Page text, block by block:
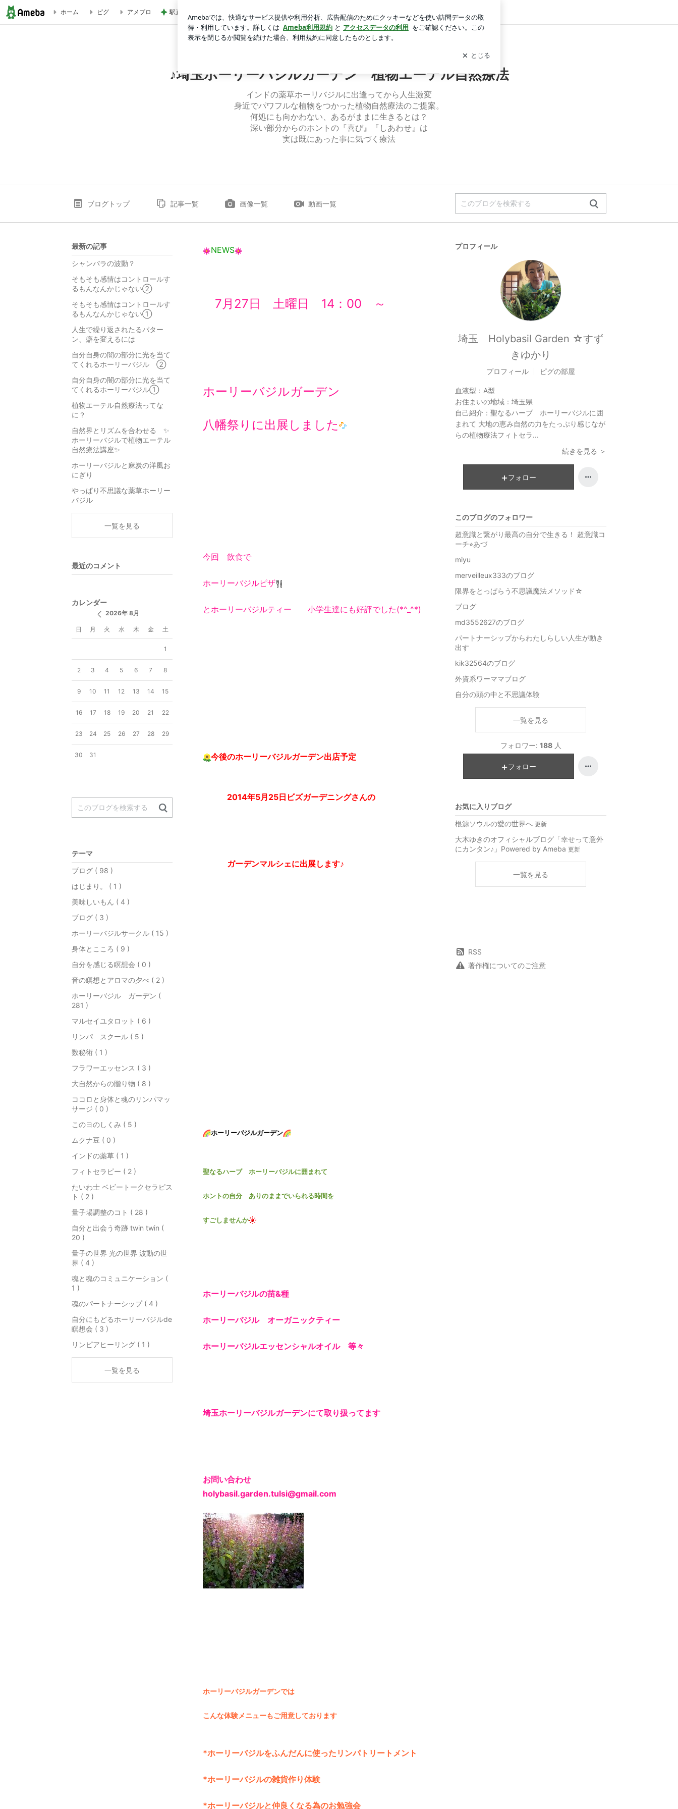
♪埼玉ホーリーバジルガーデン 植物エーテル自然療法
ホーム ピグ アメブロ 駅直結の人気店で初の全粒粉スコーン 新規登録 ログイン
♪埼玉ホーリーバジルガーデン 植物エーテル自然療法
インドの薬草ホーリバジルに出逢ってから人生激変
身近でパワフルな植物をつかった植物自然療法のご提案。
何処にも向かわない、あるがままに生きるとは？
深い部分からのホントの『喜び』『しあわせ』は
実は既にあった事に気づく療法
ブログトップ 記事一覧 画像一覧 動画一覧
NEWS
7月27日 土曜日 14：00 ～
ホーリーバジルガーデン
八幡祭りに出展しました
今回 飲食で
ホーリーバジルピザ
とホーリーバジルティー 小学生達にも好評でした(*^_^*)
今後のホーリーバジルガーデン出店予定
2014年5月25日ビズガーデニングさんの
ガーデンマルシェに出展します♪
ホーリーバジルガーデン
聖なるハーブ ホーリーバジルに囲まれて
ホントの自分 ありのままでいられる時間を
すごしませんか
ホーリーバジルの苗&種
ホーリーバジル オーガニックティー
ホーリーバジルエッセンシャルオイル 等々
埼玉ホーリーバジルガーデンにて取り扱ってます
お問い合わせ
holybasil.garden.tulsi@gmail.com
ホーリーバジルガーデンでは
こんな体験メニューもご用意しております
*ホーリーバジルをふんだんに使ったリンパトリートメント
*ホーリーバジルの雑貨作り体験
*ホーリーバジルと仲良くなる為のお勉強会
プロフィール
埼玉 Holybasil Garden ☆すず
きゆかり
プロフィール ピグの部屋
血液型： A型
お住まいの地域： 埼玉県
自己紹介： 聖なるハーブ ホーリーバジルに囲
まれて 大地の恵み自然の力をたっぷり感じなが
らの植物療法フィトセラ...
続きを見る ＞
フォロー
このブログのフォロワー
超意識と繋がり最高の自分で生きる！ 超意識コ
ーチ⭐︎あづ
miyu
merveilleux333のブログ
限界をとっぱらう不思議魔法メソッド☆
ブログ
md3552627のブログ
パートナーシップからわたしらしい人生が動き
出す
kik32564のブログ
外資系ワーママブログ
自分の頭の中と不思議体験
一覧を見る
フォロワー: 188 人
フォロー
お気に入りブログ
根源ソウルの愛の世界へ 更新
大木ゆきのオフィシャルブログ「幸せって意外
にカンタン♪」Powered by Ameba 更新
一覧を見る
RSS
著作権についてのご注意
最新の記事
シャンバラの波動？
そもそも感情はコントロールす
るもんなんかじゃない②
そもそも感情はコントロールす
るもんなんかじゃない①
人生で繰り返されたるパター
ン、癖を変えるには
自分自身の闇の部分に光を当て
てくれるホーリーバジル ②
自分自身の闇の部分に光を当て
てくれるホーリーバジル①
植物エーテル自然療法ってな
に？
自然界とリズムを合わせる ✨
ホーリーバジルで植物エーテル
自然療法講座✨
ホーリーバジルと麻炭の洋風お
にぎり
やっぱり不思議な薬草ホーリー
バジル
一覧を見る
最近のコメント
カレンダー
2026年 8月
日 月 火 水 木 金 土
1
2 3 4 5 6 7 8
9 10 11 12 13 14 15
16 17 18 19 20 21 22
23 24 25 26 27 28 29
30 31
テーマ
ブログ ( 98 )
はじまり。 ( 1 )
美味しいもん ( 4 )
ブログ ( 3 )
ホーリーバジルサークル ( 15 )
身体とこころ ( 9 )
自分を感じる瞑想会 ( 0 )
音の瞑想とアロマの夕べ ( 2 )
ホーリーバジル ガーデン (
281 )
マルセイユタロット ( 6 )
リンパ スクール ( 5 )
数秘術 ( 1 )
フラワーエッセンス ( 3 )
大自然からの贈り物 ( 8 )
ココロと身体と魂のリンパマッ
サージ ( 0 )
このヨのしくみ ( 5 )
ムクナ豆 ( 0 )
インドの薬草 ( 1 )
フィトセラピー ( 2 )
たいわ士 ベビートークセラピス
ト ( 2 )
量子場調整のコト ( 28 )
自分と出会う奇跡 twin twin (
20 )
量子の世界 光の世界 波動の世
界 ( 4 )
魂と魂のコミュニケーション (
1 )
魂のパートナーシップ ( 4 )
自分にもどるホーリーバジルde
瞑想会 ( 3 )
リンピアヒーリング ( 1 )
一覧を見る